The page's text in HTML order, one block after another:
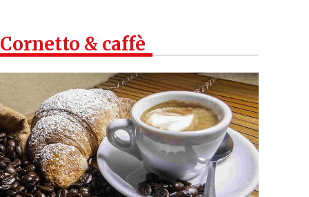
Cornetto & caffè